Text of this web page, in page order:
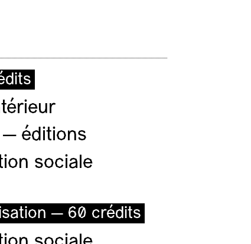
— éditions
sociale
— 60 crédits